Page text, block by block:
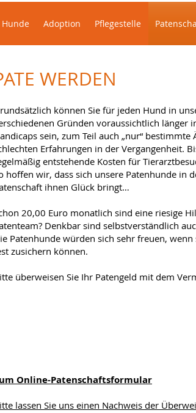
WERDEN
können Sie für jeden Hund in
Gründen voraussichtlich länger
sein, zum Teil auch „nur“
Erfahrungen in der Vergangenheit.
entstehende Kosten für
hoffen wir, dass sich unsere Patenhunde in
ihnen Glück bringt…
20,00 Euro monatlich sind eine riesige
Denkbar sind selbstverständlich
Patenhunde würden sich sehr freuen,
zusichern können.
überweisen Sie Ihr Patengeld mit dem
Online-Patenschaftsformular
lassen Sie uns einen Nachweis der
Hunde Adoption Pflegestelle